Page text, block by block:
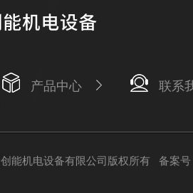
产品中心 联系
能机电设备有限公司版权所有 备案